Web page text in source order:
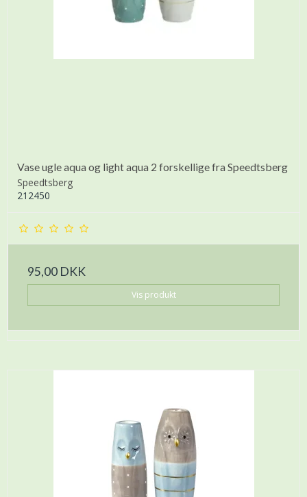
Vase ugle aqua og light aqua 2 forskellige fra Speedtsberg
Speedtsberg
212450
95,00 DKK
Vis produkt